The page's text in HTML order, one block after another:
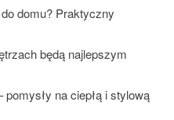
domu? Praktyczny
będą najlepszym
na ciepłą i stylową